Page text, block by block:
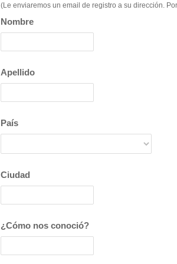
(Le enviaremos un email de registro a su dirección.
Nombre
Apellido
País
Ciudad
¿Cómo nos conoció?